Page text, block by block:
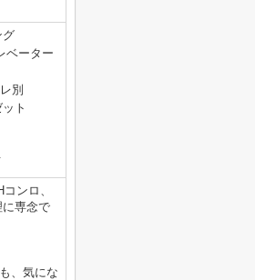
グ
ベーター
別
ト
ンロ、
専念で
、気にな